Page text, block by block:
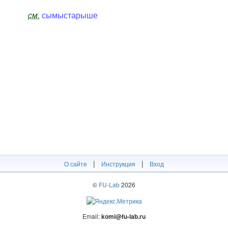
см. сымыстарыше
О сайте | Инструкция | Вход
© FU-Lab2026
Email:komi@fu-lab.ru